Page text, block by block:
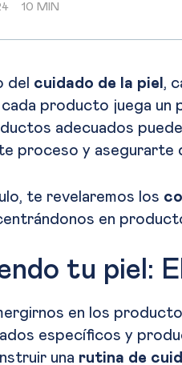
10 MIN
del cuidado de la piel ,
producto juega un
adecuados
proceso y asegurarte
te revelaremos los
en
tu piel:
en los
específicos y
una rutina de